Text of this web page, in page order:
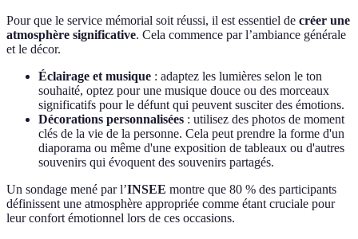
Pour que le service mémorial soit réussi, il est essentiel de créer une
atmosphère significative. Cela commence par l’ambiance générale
et le décor.
Éclairage et musique : adaptez les lumières selon le ton
souhaité, optez pour une musique douce ou des morceaux
significatifs pour le défunt qui peuvent susciter des émotions.
Décorations personnalisées : utilisez des photos de moment
clés de la vie de la personne. Cela peut prendre la forme d'un
diaporama ou même d'une exposition de tableaux ou d'autres
souvenirs qui évoquent des souvenirs partagés.
Un sondage mené par l’INSEE montre que 80 % des participants
définissent une atmosphère appropriée comme étant cruciale pour
leur confort émotionnel lors de ces occasions.